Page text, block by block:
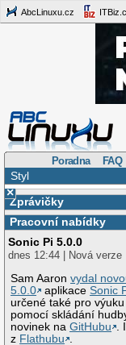
AbcLinuxu.cz
Poradna FAQ
Styl
×
Zprávičky
Pracovní nabídky
Sonic Pi 5.0.0
dnes 12:44 | Nová verze
Sam Aaronvydal
5.0.0
aplikaceSonic
určené také pro
pomocí skládání
novinek naGitHubu
z Flathubu